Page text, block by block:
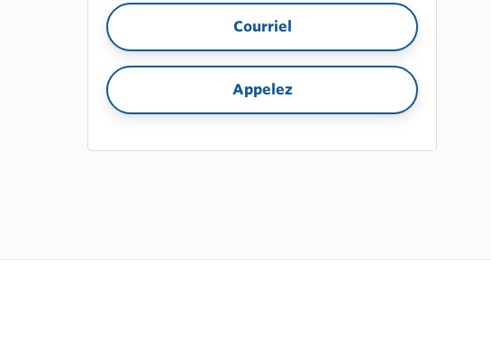
Courriel
Appelez